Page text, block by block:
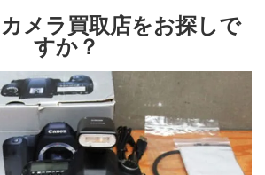
メラ買取店をお探しで
すか？